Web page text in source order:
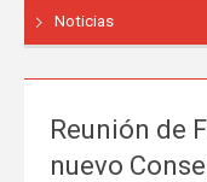
Noticias
Reunión de
nuevo